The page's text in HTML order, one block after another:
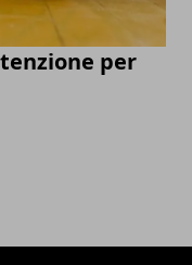
per